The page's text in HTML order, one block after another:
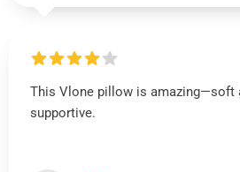
This Vlone pillow is amazing—soft
supportive.